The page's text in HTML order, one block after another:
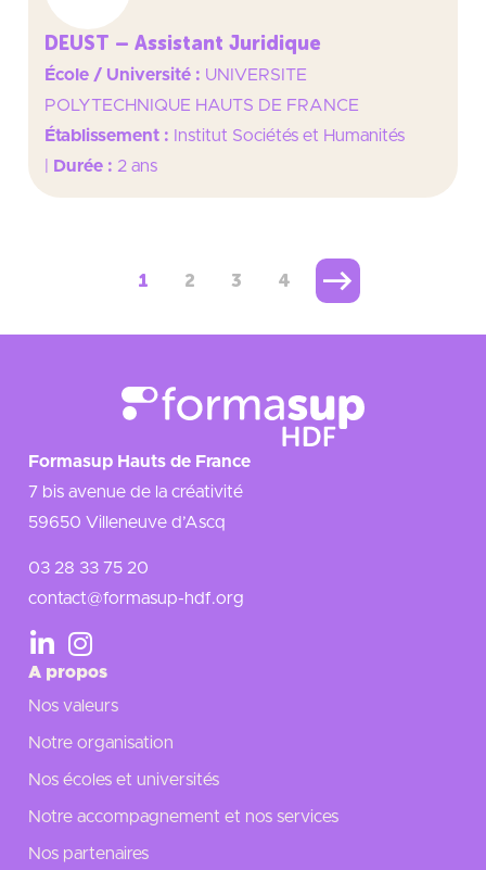
DEUST – Assistant Juridique
École / Université : UNIVERSITE
POLYTECHNIQUE HAUTS DE FRANCE
Établissement :
Institut Sociétés et Humanités
Durée : 2 ans
1 2 3 4
Formasup Hauts de France
7 bis avenue de la créativité
59650 Villeneuve d’Ascq
03 28 33 75 20
contact@formasup-hdf.org
A propos
Nos valeurs
Notre organisation
Nos écoles et universités
Notre accompagnement et nos services
Nos partenaires